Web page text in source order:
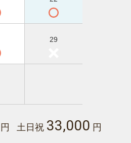
29
円 土日祝 33,000 円